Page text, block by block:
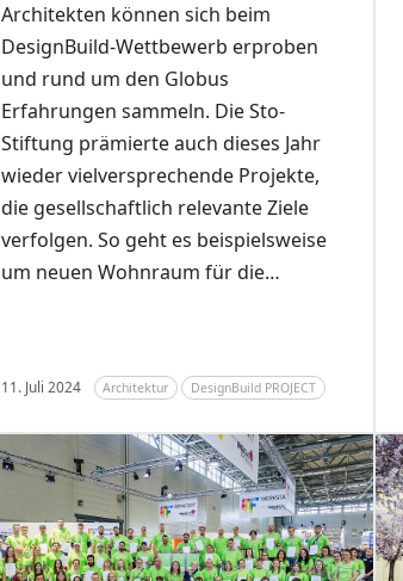
Architekten können sich beim
DesignBuild-Wettbewerb erproben
und rund um den Globus
Erfahrungen sammeln. Die Sto-
Stiftung prämierte auch dieses Jahr
wieder vielversprechende Projekte,
die gesellschaftlich relevante Ziele
verfolgen. So geht es beispielsweise
um neuen Wohnraum für die…
11. Juli 2024 Architektur DesignBuild PROJECT